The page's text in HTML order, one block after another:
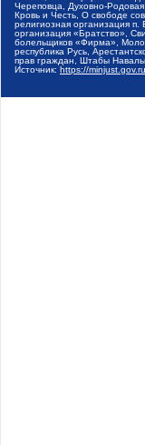
Череповца, Духовно-
Кровь и Честь, О свободе
религиозная организация
организация «Братство»,
болельщиков «Фирма»,
республика Русь,
прав граждан, Штабы
Источник: https://